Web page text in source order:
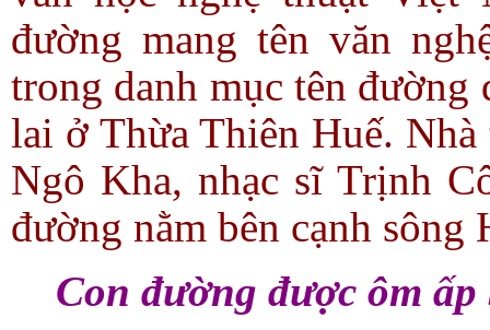
đường mang tên văn
trong danh mục tên đường
lai ở Thừa Thiên Huế.
Ngô Kha, nhạc sĩ Trịnh
đường nằm bên cạnh sông
Con đường được ôm